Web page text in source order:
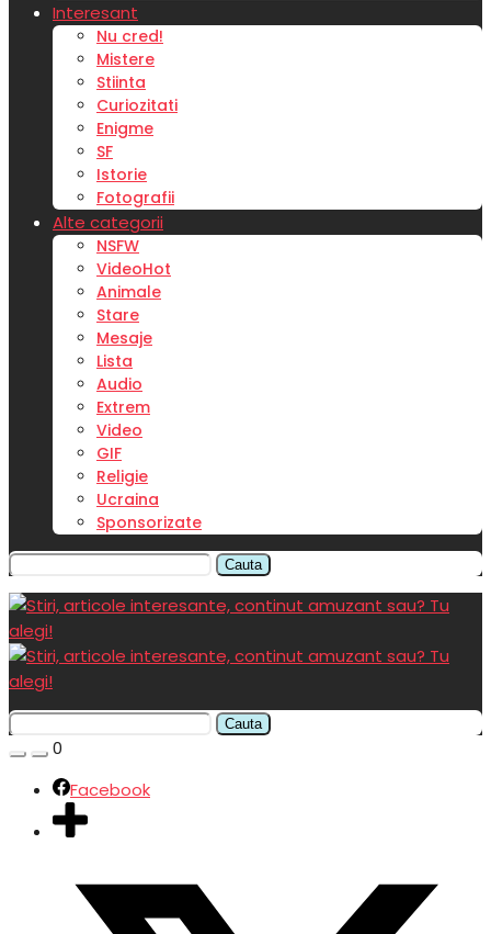
Interesant
Nu cred!
Mistere
Stiinta
Curiozitati
Enigme
SF
Istorie
Fotografii
Alte categorii
NSFW
VideoHot
Animale
Stare
Mesaje
Lista
Audio
Extrem
Video
GIF
Religie
Ucraina
Sponsorizate
Cauta
Cauta
0
Facebook